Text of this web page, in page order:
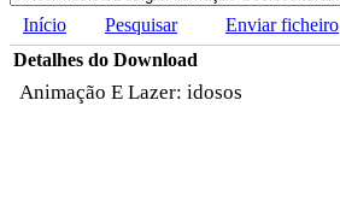
Início Pesquisar Enviar ficheiro
Detalhes do Download
Animação E Lazer: idosos